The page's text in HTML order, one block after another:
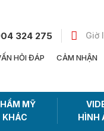
324 275 Giờ
HỎI ĐÁP CẢM NHẬN
MỸ
KHÁC
HÌNH